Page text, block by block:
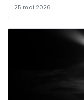
25 mai 2026